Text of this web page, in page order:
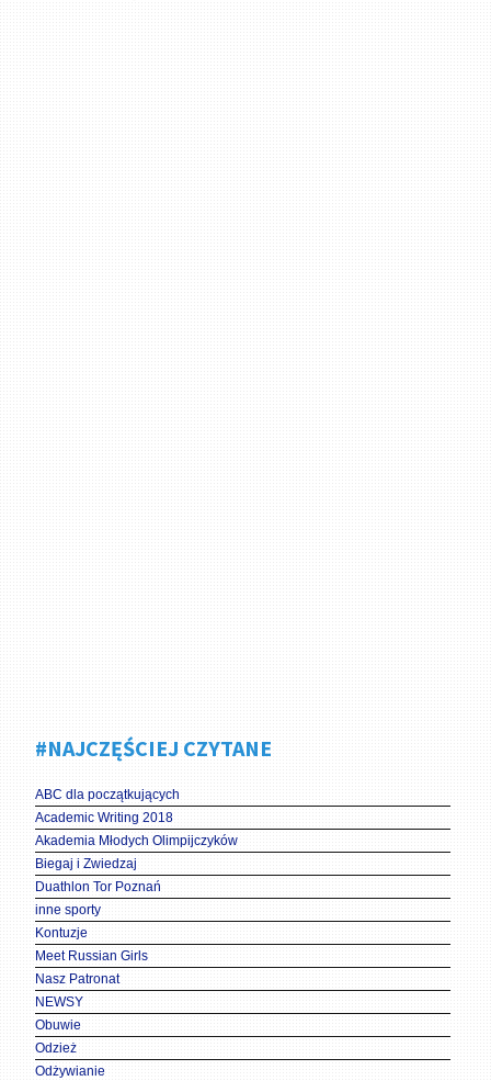
#NAJCZĘŚCIEJ CZYTANE
ABC dla początkujących
Academic Writing 2018
Akademia Młodych Olimpijczyków
Biegaj i Zwiedzaj
Duathlon Tor Poznań
inne sporty
Kontuzje
Meet Russian Girls
Nasz Patronat
NEWSY
Obuwie
Odzież
Odżywianie